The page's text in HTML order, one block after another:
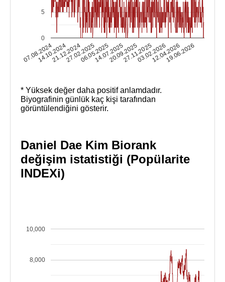
07.08.2024
14.10.202421.12.202427.02.202506.05.202514.07.202520.09.202527.11.202503.02.202612.04.2026
19.06.2026
0
5
* Yüksek değer daha positif anlamdadır.
Biyografinin günlük kaç kişi tarafından
görüntülendiğini gösterir.
Daniel Dae Kim Biorank
değişim istatistiği (Popülarite
INDEXi)
8,000
10,000